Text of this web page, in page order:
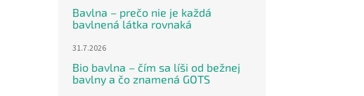
Bavlna – prečo nie je každá
bavlnená látka rovnaká
31.7.2026
Bio bavlna – čím sa líši od bežnej
bavlny a čo znamená GOTS